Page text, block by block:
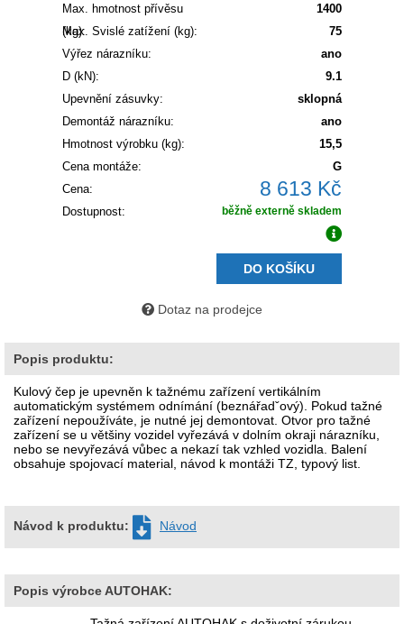
Max. hmotnost přívěsu
(kg):
1400
Max. Svislé zatížení (kg):
75
Výřez nárazníku:
ano
D (kN):
9.1
Upevnění zásuvky:
sklopná
Demontáž nárazníku:
ano
Hmotnost výrobku (kg):
15,5
Cena montáže:
G
Cena:
8 613 Kč
Dostupnost: běžně externě skladem
DO KOŠÍKU
Dotaz na prodejce
Popis produktu:
Kulový čep je upevněn k tažnému zařízení vertikálním
automatickým systémem odnímání (beznářadˇový). Pokud tažné
zařízení nepoužíváte, je nutné jej demontovat. Otvor pro tažné
zařízení se u většiny vozidel vyřezává v dolním okraji nárazníku,
nebo se nevyřezává vůbec a nekazí tak vzhled vozidla. Balení
obsahuje spojovací material, návod k montáži TZ, typový list.
Návod k produktu: Návod
Popis výrobce AUTOHAK: